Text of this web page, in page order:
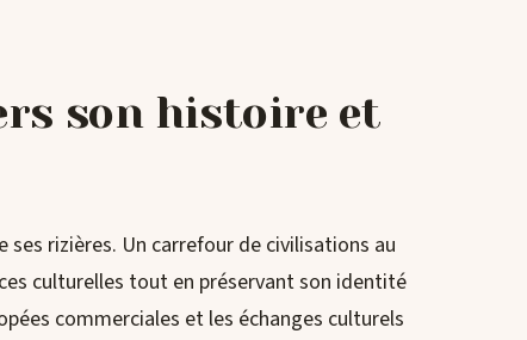
son histoire et
ses rizières. Un carrefour de civilisations au
culturelles tout en préservant son identité
commerciales et les échanges culturels